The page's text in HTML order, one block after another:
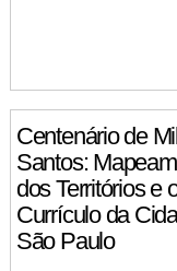
Centenário de
Santos:
dos Territórios e
Currículo da
São Paulo